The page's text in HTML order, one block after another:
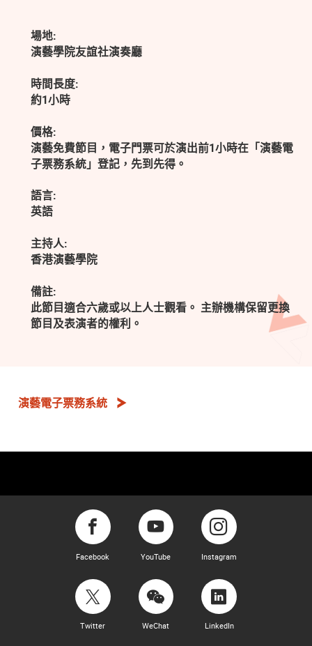
場地:
演藝學院友誼社演奏廳
時間長度:
約1小時
價格:
演藝免費節目，電子門票可於演出前1小時在「演藝電
子票務系統」登記，先到先得。
語言:
英語
主持人:
香港演藝學院
備註:
此節目適合六歲或以上人士觀看。 主辦機構保留更換
節目及表演者的權利。
演藝電子票務系統
Facebook YouTube Instagram
Twitter WeChat LinkedIn